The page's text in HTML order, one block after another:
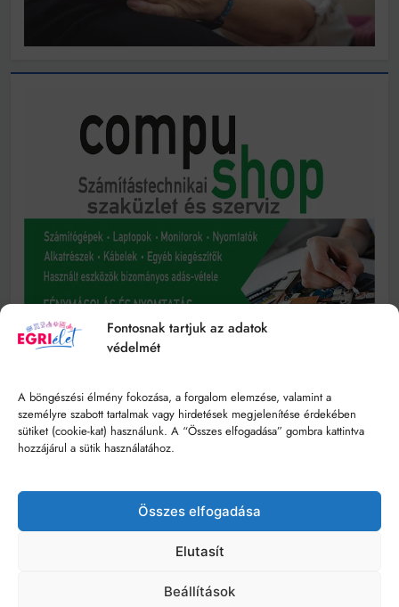
Fontosnak tartjuk az adatok
védelmét
A böngészési élmény fokozása, a forgalom elemzése, valamint a
személyre szabott tartalmak vagy hirdetések megjelenítése érdekében
sütiket (cookie-kat) használunk. A “Összes elfogadása” gombra kattintva
hozzájárul a sütik használatához.
Összes elfogadása
Elutasít
Beállítások